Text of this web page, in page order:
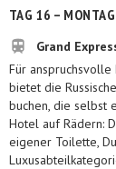
TAG 16 – MONTAG
Grand
Für
bietet die
buchen, die selbst
Hotel auf Rädern:
eigener Toilette,